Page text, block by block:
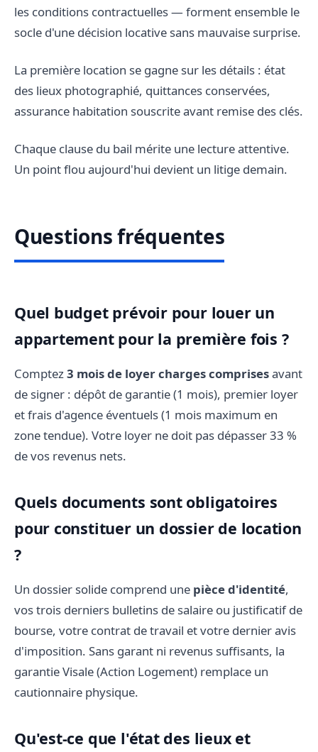
les conditions contractuelles — forment ensemble le
socle d'une décision locative sans mauvaise surprise.
La première location se gagne sur les détails : état
des lieux photographié, quittances conservées,
assurance habitation souscrite avant remise des clés.
Chaque clause du bail mérite une lecture attentive.
Un point flou aujourd'hui devient un litige demain.
Questions fréquentes
Quel budget prévoir pour louer un
appartement pour la première fois ?
Comptez 3 mois de loyer charges comprisesavant
de signer : dépôt de garantie (1 mois), premier loyer
et frais d'agence éventuels (1 mois maximum en
zone tendue). Votre loyer ne doit pas dépasser 33 %
de vos revenus nets.
Quels documents sont obligatoires
pour constituer un dossier de location
?
Un dossier solide comprend une pièce d'identité,
vos trois derniers bulletins de salaire ou justificatif de
bourse, votre contrat de travail et votre dernier avis
d'imposition. Sans garant ni revenus suffisants, la
garantie Visale (Action Logement) remplace un
cautionnaire physique.
Qu'est-ce que l'état des lieux et